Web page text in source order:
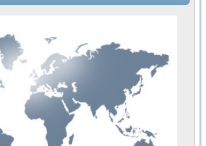
формирования уравнений состояния для
автоматизированного стенда для измерения
среды LabVIEW для построения картины
система для определения показателей
LabVIEW для управления источником
для снятия вольт-амперных характеристик
технологии: нано-, фемто-,
установка по измерению временных
лабораторный комплекс на базе
моделирования и оптимизации тепловой